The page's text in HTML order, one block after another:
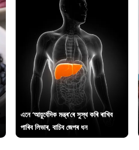
এনে ‘আয়ুৰ্বেদিক মন্ত্ৰ’ৰে সুস্থ কৰি ৰাখিব
পাৰিব লিভাৰ, বাচিব জেপৰ ধন